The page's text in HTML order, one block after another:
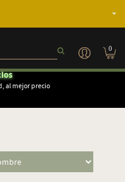
0
al mejor precio